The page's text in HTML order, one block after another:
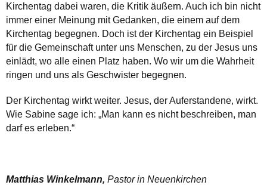
Kirchentag dabei waren, die Kritik äußern. Auch ich bin nicht
immer einer Meinung mit Gedanken, die einem auf dem
Kirchentag begegnen. Doch ist der Kirchentag ein Beispiel
für die Gemeinschaft unter uns Menschen, zu der Jesus uns
einlädt, wo alle einen Platz haben. Wo wir um die Wahrheit
ringen und uns als Geschwister begegnen.
Der Kirchentag wirkt weiter. Jesus, der Auferstandene, wirkt.
Wie Sabine sage ich: „Man kann es nicht beschreiben, man
darf es erleben.“
Matthias Winkelmann, Pastor in Neuenkirchen